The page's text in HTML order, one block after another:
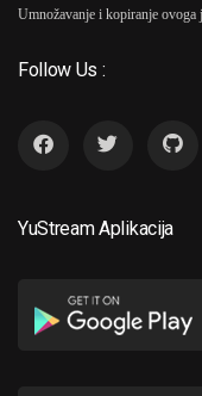
Umnožavanje i kopiranje ovoga
Follow Us :
YuStream Aplikacija